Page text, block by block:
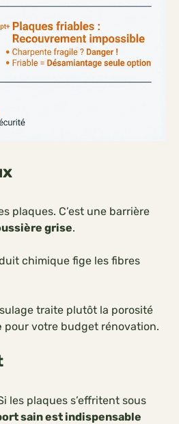
plaques. C’est une barrière
grise.
chimique fige les fibres
traite plutôt la porosité
pour votre budget rénovation.
les plaques s’effritent sous
sain est indispensable